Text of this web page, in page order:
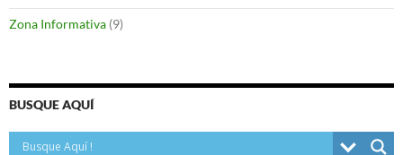
Zona Informativa (9)
BUSQUE AQUÍ